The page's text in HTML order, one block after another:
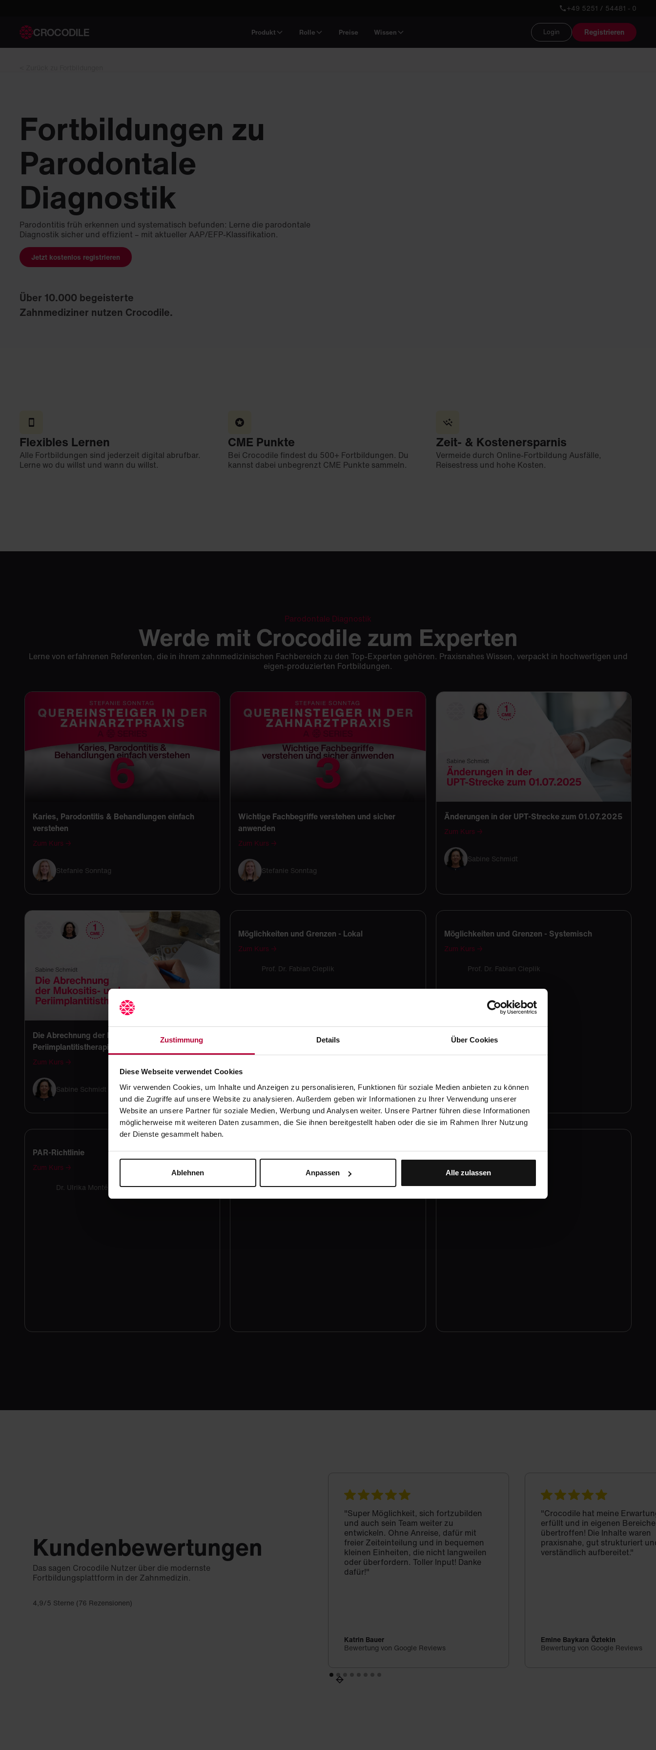
Zustimmung Details Über Cookies
Diese Webseite verwendet Cookies
Wir verwenden Cookies, um Inhalte und Anzeigen zu personalisieren, Funktionen für soziale Medien anbieten zu können
und die Zugriffe auf unsere Website zu analysieren. Außerdem geben wir Informationen zu Ihrer Verwendung unserer
Website an unsere Partner für soziale Medien, Werbung und Analysen weiter. Unsere Partner führen diese Informationen
möglicherweise mit weiteren Daten zusammen, die Sie ihnen bereitgestellt haben oder die sie im Rahmen Ihrer Nutzung
der Dienste gesammelt haben.
Ablehnen Anpassen Alle zulassen
+49 5251 / 54481 - 0
CROCODILE Produkt Rolle Preise Wissen Login Registrieren
Fortbildungen zu
Parodontale
Diagnostik
Parodontitis früh erkennen und systematisch befunden: Lerne die parodontale
Diagnostik sicher und effizient – mit aktueller AAP/EFP-Klassifikation.
Jetzt kostenlos registrieren
Über 10.000 begeisterte
Zahnmediziner nutzen Crocodile.
Flexibles Lernen
Alle Fortbildungen sind jederzeit digital abrufbar.
Lerne wo du willst und wann du willst.
CME Punkte
Bei Crocodile findest du 500+ Fortbildungen. Du
kannst dabei unbegrenzt CME Punkte sammeln.
Zeit- & Kostenersparnis
Vermeide durch Online-Fortbildung Ausfälle,
Reisestress und hohe Kosten.
Parodontale Diagnostik
Werde mit Crocodile zum Experten
Lerne von erfahrenen Referenten, die in ihrem zahnmedizinischen Fachbereich zu den Top-Experten gehören. Praxisnahes Wissen, verpackt in hochwertigen und
eigen-produzierten Fortbildungen.
Karies, Parodontitis & Behandlungen einfach
verstehen
Zum Kurs →
Stefanie Sonntag
Wichtige Fachbegriffe verstehen und sicher
anwenden
Zum Kurs →
Stefanie Sonntag
Änderungen in der UPT-Strecke zum 01.07.2025
Zum Kurs →
Sabine Schmidt
Die Abrechnung der Mukositis- und
Periimplantitistherapie
Zum Kurs →
Sabine Schmidt
Möglichkeiten und Grenzen - Lokal
Zum Kurs →
Prof. Dr. Fabian Cieplik
Möglichkeiten und Grenzen - Systemisch
Zum Kurs →
Prof. Dr. Fabian Cieplik
PAR-Richtlinie
Zum Kurs →
Dr. Ulrika Montén
PAR-Richtlinie
Dr. Ulrika Montén
PAR-Richtlinie
Dr. Ulrika Montén
Kundenbewertungen
Das sagen Crocodile Nutzer über die modernste
Fortbildungsplattform in der Zahnmedizin.
4,9/5 Sterne (76 Rezensionen)
"Super Möglichkeit, sich fortzubilden
und auch sein Team weiter zu
entwickeln. Ohne Anreise, dafür mit
freier Zeiteinteilung und in bequemen
kleinen Einheiten, die nicht langweilen
oder überfordern. Toller Input! Danke
dafür!"
Katrin Bauer
Bewertung von Google Reviews
"Crocodile hat meine
erfüllt und in eigenen
übertroffen! Die Inhalte waren
praxisnahe, gut strukturiert
verständlich aufbereitet."
Emine Baykara Öztekin
Bewertung von Google Reviews